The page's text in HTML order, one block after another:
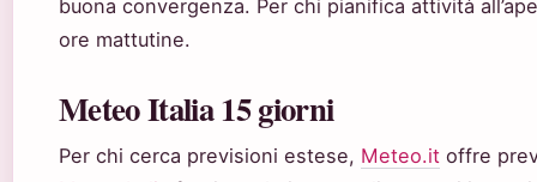
buona convergenza. Per chi pianifica attività
ore mattutine.
Meteo Italia 15 giorni
Per chi cerca previsioni estese, Meteo.it offre